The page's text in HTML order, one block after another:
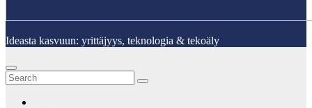
Ideasta kasvuun: yrittäjyys, teknologia & tekoäly